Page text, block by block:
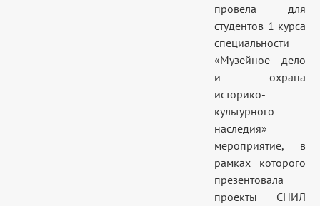
провела для
студентов 1 курса
специальности
«Музейное дело
и охрана
историко-
культурного
наследия»
мероприятие, в
рамках которого
презентовала
проекты СНИЛ